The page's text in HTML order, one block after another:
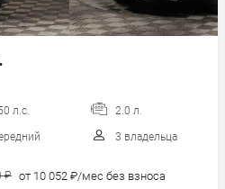
л.с. 2.0 л.
3 владельца
₽ от 10 052 ₽/мес без взноса